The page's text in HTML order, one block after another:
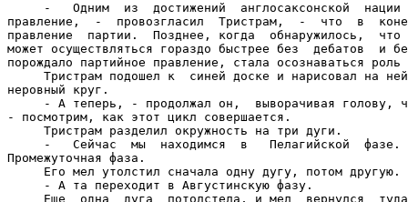
-   Одним  из  достижений  англосаксонской  нации
правление,  -  провозгласил  Тристрам,  -  что  в
правление  партии.  Позднее, когда  обнаружилось,  что
может осуществляться гораздо быстрее без  дебатов  и
порождало партийное правление, стала осознаваться
Тристрам подошел к  синей доске и нарисовал на
неровный круг.
- А теперь, - продолжал он,  выворачивая голову,
- посмотрим, как этот цикл совершается.
     Тристрам разделил окружность на три дуги.
-   Сейчас  мы  находимся  в   Пелагийской  фазе.
Промежуточная фаза.
     Его мел утолстил сначала одну дугу, потом другую.
     - А та переходит в Августинскую фазу.
Еще  одна  дуга  потолстела, и мел  вернулся